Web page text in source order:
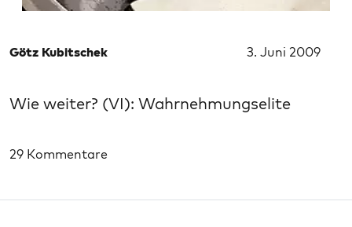
Götz Kubitschek 3. Juni 2009
Wie weiter? (VI): Wahrnehmungselite
29 Kommentare